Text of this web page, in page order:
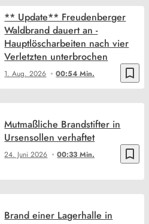
bookmark_border
1. Aug. 2026 00:54 Min.
** Update** Freudenberger
Waldbrand dauert an -
Hauptlöscharbeiten nach vier
Verletzten unterbrochen
bookmark_border
24. Juni 2026 00:33 Min.
Mutmaßliche Brandstifter in
Ursensollen verhaftet
Brand einer Lagerhalle in